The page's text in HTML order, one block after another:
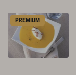
PREMIUM